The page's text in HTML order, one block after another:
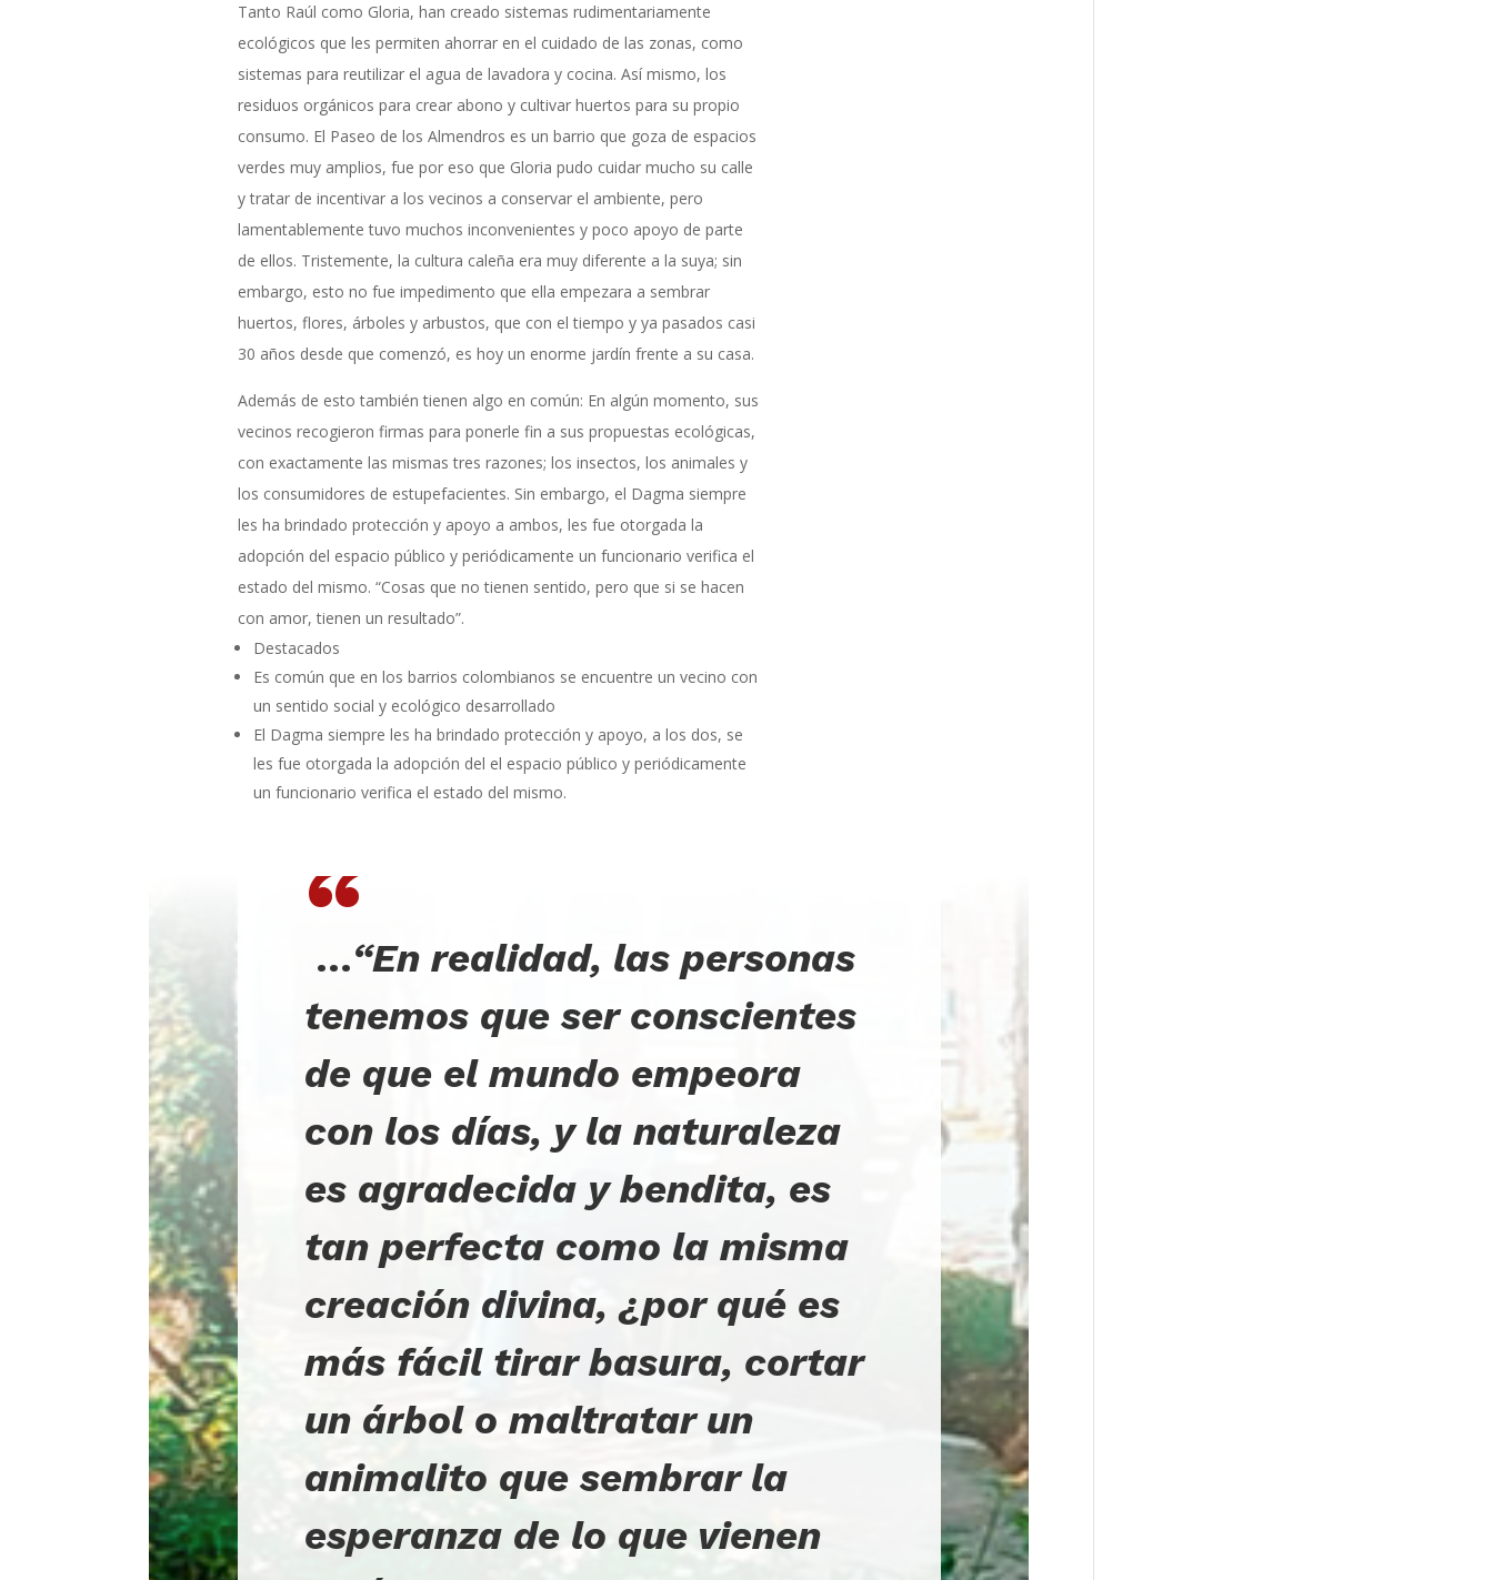
Tanto Raúl como Gloria, han creado sistemas rudimentariamente
ecológicos que les permiten ahorrar en el cuidado de las zonas, como
sistemas para reutilizar el agua de lavadora y cocina. Así mismo, los
residuos orgánicos para crear abono y cultivar huertos para su propio
consumo. El Paseo de los Almendros es un barrio que goza de espacios
verdes muy amplios, fue por eso que Gloria pudo cuidar mucho su calle
y tratar de incentivar a los vecinos a conservar el ambiente, pero
lamentablemente tuvo muchos inconvenientes y poco apoyo de parte
de ellos. Tristemente, la cultura caleña era muy diferente a la suya; sin
embargo, esto no fue impedimento que ella empezara a sembrar
huertos, flores, árboles y arbustos, que con el tiempo y ya pasados casi
30 años desde que comenzó, es hoy un enorme jardín frente a su casa.
Además de esto también tienen algo en común: En algún momento, sus
vecinos recogieron firmas para ponerle fin a sus propuestas ecológicas,
con exactamente las mismas tres razones; los insectos, los animales y
los consumidores de estupefacientes. Sin embargo, el Dagma siempre
les ha brindado protección y apoyo a ambos, les fue otorgada la
adopción del espacio público y periódicamente un funcionario verifica el
estado del mismo. “Cosas que no tienen sentido, pero que si se hacen
con amor, tienen un resultado”.
Destacados
Es común que en los barrios colombianos se encuentre un vecino con
un sentido social y ecológico desarrollado
El Dagma siempre les ha brindado protección y apoyo, a los dos, se
les fue otorgada la adopción del el espacio público y periódicamente
un funcionario verifica el estado del mismo.
“
…“En realidad, las personas
tenemos que ser conscientes
de que el mundo empeora
con los días, y la naturaleza
es agradecida y bendita, es
tan perfecta como la misma
creación divina, ¿por qué es
más fácil tirar basura, cortar
un árbol o maltratar un
animalito que sembrar la
esperanza de lo que vienen